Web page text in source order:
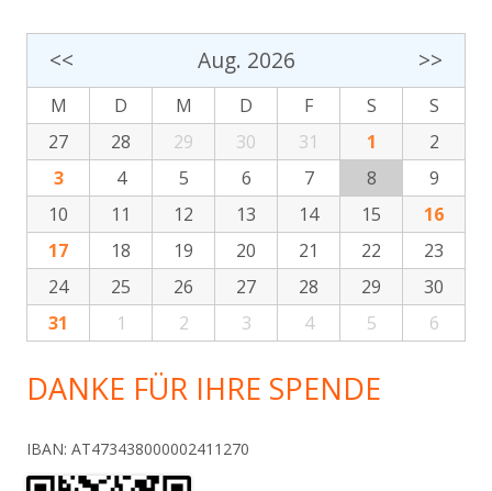
<< Aug. 2026 >>
M D M D F S
S
27
28 29 30 31 1
2
3
4 5 6 7 8
9
10
11 12 13 14 15
16
17
18 19 20 21 22
23
24
25 26 27 28 29
30
31
1 2 3 4 5 6
DANKE FÜR IHRE SPENDE
IBAN: AT473438000002411270